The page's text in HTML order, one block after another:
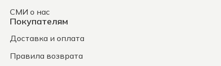
СМИ о нас
Покупателям
Доставка и оплата
Правила возврата